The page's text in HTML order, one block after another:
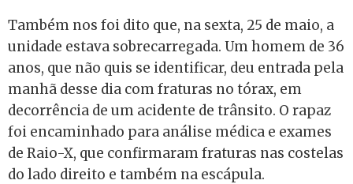
Também nos foi dito que, na sexta, 25 de maio, a
unidade estava sobrecarregada. Um homem de 36
anos, que não quis se identificar, deu entrada pela
manhã desse dia com fraturas no tórax, em
decorrência de um acidente de trânsito. O rapaz
foi encaminhado para análise médica e exames
de Raio-X, que confirmaram fraturas nas costelas
do lado direito e também na escápula.